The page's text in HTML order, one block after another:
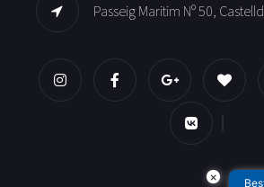
Passeig Maritim Nº 50,
×